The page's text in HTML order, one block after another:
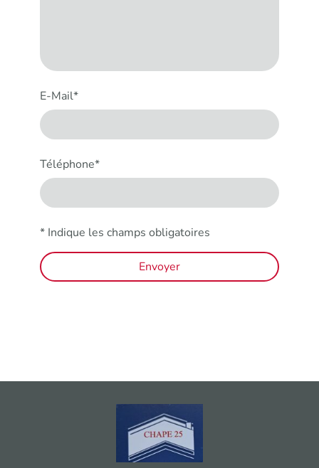
E-Mail*
Téléphone*
* Indique les champs obligatoires
Envoyer